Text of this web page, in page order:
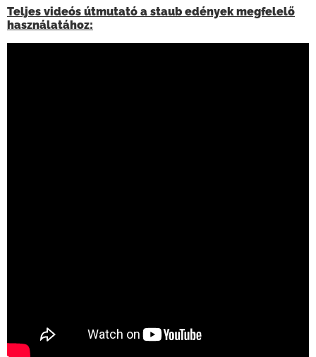
Teljes videós útmutató a staub edények megfelelő
használatához: